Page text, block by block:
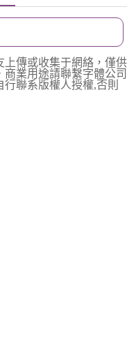
上傳或收集于網絡，僅供
業用途請聯繫字體公司
聯系版權人授權,否則